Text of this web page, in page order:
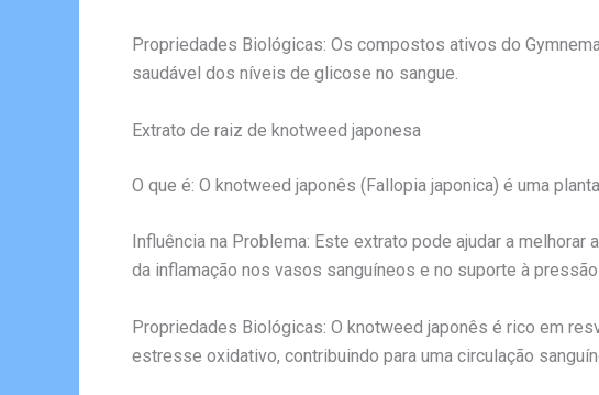
Propriedades Biológicas: Os compostos ativos do
saudável dos níveis de glicose no sangue.
Extrato de raiz de knotweed japonesa
O que é: O knotweed japonês (Fallopia japonica) é uma
Influência na Problema: Este extrato pode ajudar a
da inflamação nos vasos sanguíneos e no suporte à
Propriedades Biológicas: O knotweed japonês é rico em
estresse oxidativo, contribuindo para uma circulação